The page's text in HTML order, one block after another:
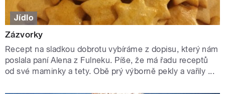
Jídlo
Zázvorky
Recept na sladkou dobrotu vybíráme z dopisu, který nám
poslala paní Alena z Fulneku. Píše, že má řadu receptů
od své maminky a tety. Obě prý výborně pekly a vařily ...